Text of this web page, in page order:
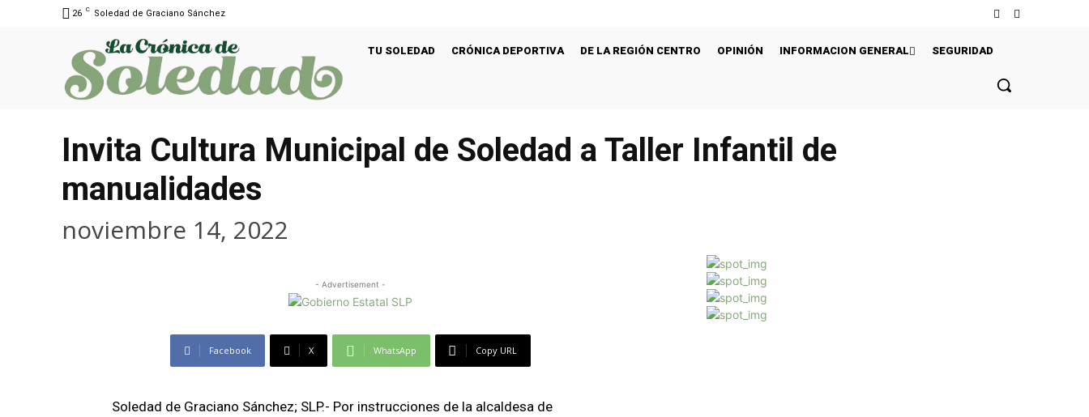
26 C Soledad de Graciano Sánchez
TU SOLEDAD CRÓNICA DEPORTIVA DE LA REGIÓN CENTRO OPINIÓN INFORMACION GENERAL SEGURIDAD
Invita Cultura Municipal de Soledad a Taller Infantil de
manualidades
noviembre 14, 2022
- Advertisement -
Facebook X WhatsApp Copy URL
Soledad de Graciano Sánchez; SLP.- Por instrucciones de la alcaldesa de